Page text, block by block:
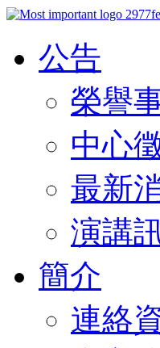
公告
榮譽
中心
最新
演講
簡介
連絡